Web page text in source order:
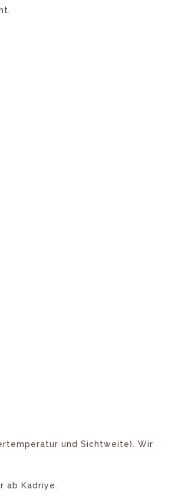
und Sichtweite). Wir
ab Kadriye.